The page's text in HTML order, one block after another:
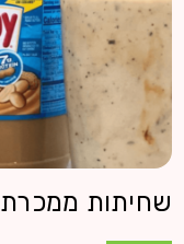
שחיתות ממכרת